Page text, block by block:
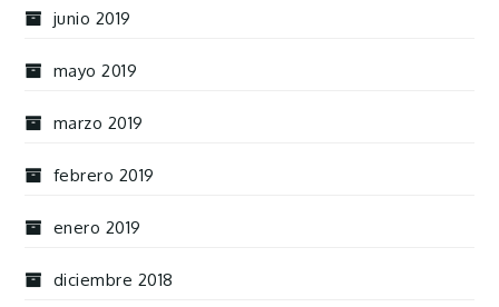
junio 2019
mayo 2019
marzo 2019
febrero 2019
enero 2019
diciembre 2018